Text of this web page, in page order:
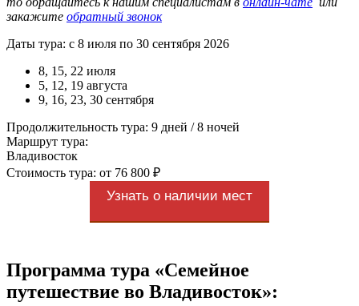
закажите обратный звонок
Даты тура: с 8 июля по 30 сентября 2026
8, 15, 22 июля
5, 12, 19 августа
9, 16, 23, 30 сентября
Продолжительность тура: 9 дней / 8 ночей
Маршрут тура:
Владивосток
Стоимость тура: от 76 800 ₽
Узнать о наличии мест
Программа тура «Семейное
путешествие во Владивосток»: